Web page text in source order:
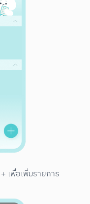
เพื่อเพิ่มรายการ